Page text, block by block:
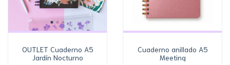
OUTLET Cuaderno A5
Jardín Nocturno
Cuaderno anillado A5
Meeting